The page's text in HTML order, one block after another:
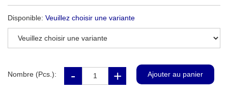
Disponible: Veuillez choisir une variante
Nombre (Pcs.):